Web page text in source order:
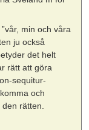
min och våra
ju också
det helt
rätt att göra
sequitur-
och
rätten.